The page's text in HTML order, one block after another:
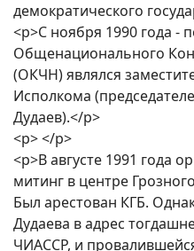
демократического
<p>С ноября 1990 года -
Общенационального
(ОКЧН) являлся
Исполкома
Дудаев).</p>
<p> </p>
<p>В августе 1991 года
митинг в центре
Был арестован КГБ.
Дудаева в адрес
ЧИАССР, и